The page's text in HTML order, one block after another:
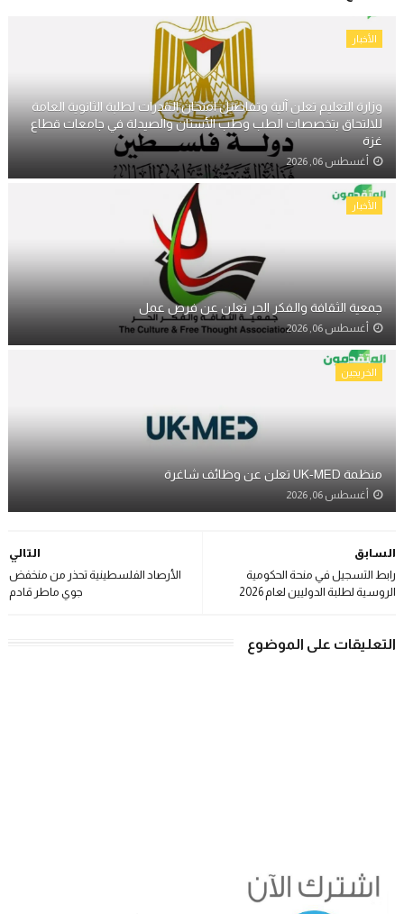
الأخبار
وزارة التعليم تعلن آلية وتفاصيل امتحان القدرات لطلبة الثانوية العامة
للالتحاق بتخصصات الطب وطب الأسنان والصيدلة في جامعات قطاع
غزة
أغسطس 06, 2026
الأخبار
جمعية الثقافة والفكر الحر تعلن عن فرص عمل
أغسطس 06, 2026
الخريجين
منظمة UK-MED تعلن عن وظائف شاغرة
أغسطس 06, 2026
التالي
الأرصاد الفلسطينية تحذر من منخفض
جوي ماطر قادم
السابق
رابط التسجيل في منحة الحكومية
الروسية لطلبة الدوليين لعام 2026
التعليقات على الموضوع